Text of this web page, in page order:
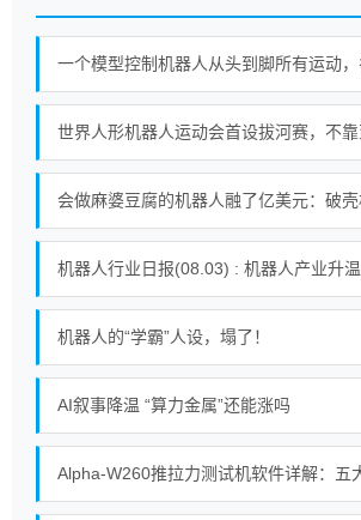
机器人行业日报(08.03) : 机器人产业升温
机器人的“学霸”人设，塌了！
AI叙事降温 “算力金属”还能涨吗